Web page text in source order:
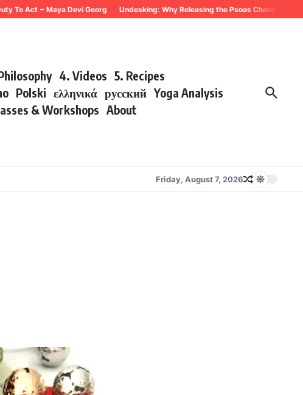
Act ~ Maya Devi Georg Undesking: Why Releasing the Psoas Changes
4. Videos 5. Recipes
Polski ελληνικά русский Yoga Analysis
& Workshops About
Friday, August 7, 2026